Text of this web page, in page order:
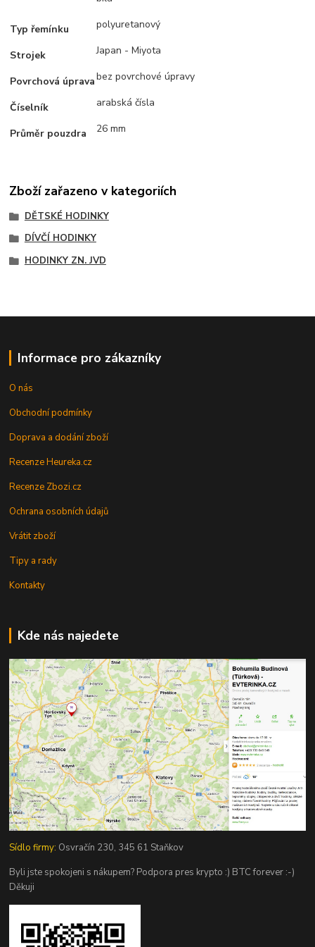
Typ řemínku polyuretanový
Strojek Japan - Miyota
Povrchová úpravabez povrchové úpravy
Číselník arabská čísla
Průměr pouzdra 26 mm
Zboží zařazeno v kategoriích
DĚTSKÉ HODINKY
DÍVČÍ HODINKY
HODINKY ZN. JVD
Informace pro zákazníky
O nás
Obchodní podmínky
Doprava a dodání zboží
Recenze Heureka.cz
Recenze Zbozi.cz
Ochrana osobních údajů
Vrátit zboží
Tipy a rady
Kontakty
Kde nás najedete
Sídlo firmy: Osvračín 230, 345 61 Staňkov
Byli jste spokojeni s nákupem? Podpora pres krypto :) BTC forever :-)
Děkuji